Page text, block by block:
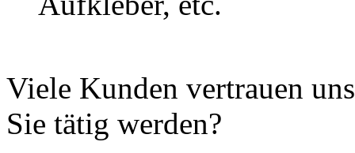
Viele Kunden vertrauen
Sie tätig werden?